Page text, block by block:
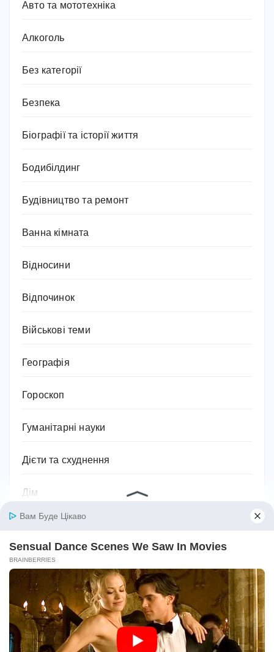
Авто та мототехніка
Алкоголь
Без категорії
Безпека
Біографії та історії життя
Бодибілдинг
Будівництво та ремонт
Ванна кімната
Відносини
Відпочинок
Військові теми
Географія
Гороскоп
Гуманітарні науки
Дієти та схуднення
Дім
Домашнє господарство
Домашні улюбленці
Домашній затишок